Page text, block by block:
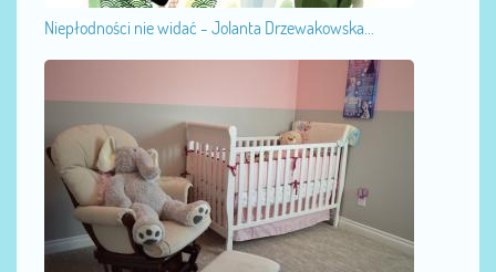
Niepłodności nie widać - Jolanta Drzewakowska...